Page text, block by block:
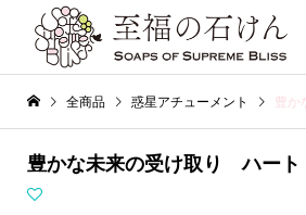
全商品 惑星アチューメント 豊か
豊かな未来の受け取り ハー